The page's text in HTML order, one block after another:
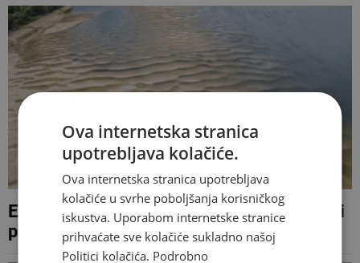
Ekstremna suša na istoku Hrvatske: Bunari
presušili, Dunav pao na povijesni minimum
Ova internetska stranica
upotrebljava kolačiće.
Ova internetska stranica upotrebljava
kolačiće u svrhe poboljšanja korisničkog
iskustva. Uporabom internetske stranice
prihvaćate sve kolačiće sukladno našoj
Politici kolačića. Podrobno